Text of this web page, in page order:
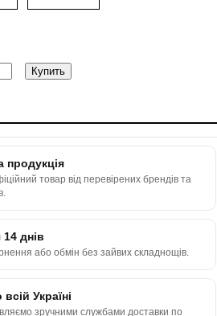
продукція
товар від перевірених брендів та
днів
або обмін без зайвих складнощів.
Україні
зручними службами доставки по
Купить